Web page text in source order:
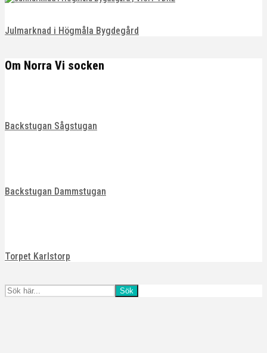
Julmarknad i Högmåla Bygdegård
Om Norra Vi socken
Backstugan Sågstugan
Backstugan Dammstugan
Torpet Karlstorp
Sök